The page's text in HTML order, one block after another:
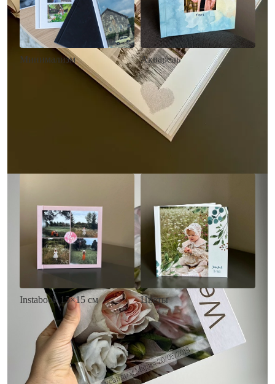
Минимализм Акварель
• Декор в стиле
акварельных красок
• Выбор цвета фона
• Загрузка фото и текста
Заказать
Instabook 15×15 см
• Декор на выбор
• Выбор цвета фона
• Загрузка фото и текста
Заказать
Цветы
• Декор цветы
• Выбор цвета фона
• Загрузка фото и текста
Заказать